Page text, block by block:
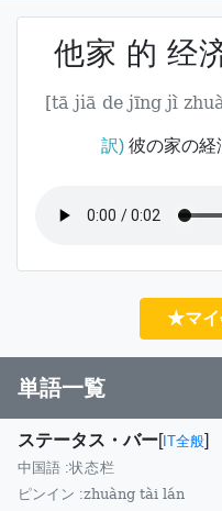
他家 的 经
[tā jiā de jīng jì
訳)彼の家の経
★マイ
単語一覧
ステータス・バー[ IT全般]
中国語 :状态栏
ピンイン :zhuàng tài lán